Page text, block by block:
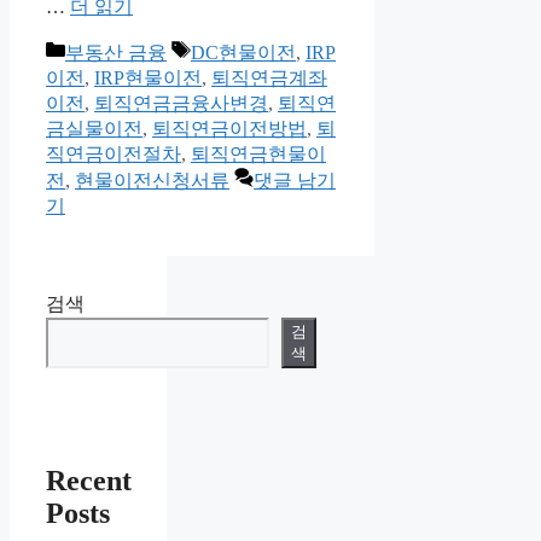
… 더 읽기
카
테
고
리
부동산 금융
태
그
DC현물이전 , IRP
이전 , IRP현물이전 , 퇴직연금계좌
이전 , 퇴직연금금융사변경, 퇴직연
금실물이전 , 퇴직연금이전방법, 퇴
직연금이전절차, 퇴직연금현물이
전 , 현물이전신청서류
댓글 남기
기
검색
검
색
Recent
Posts